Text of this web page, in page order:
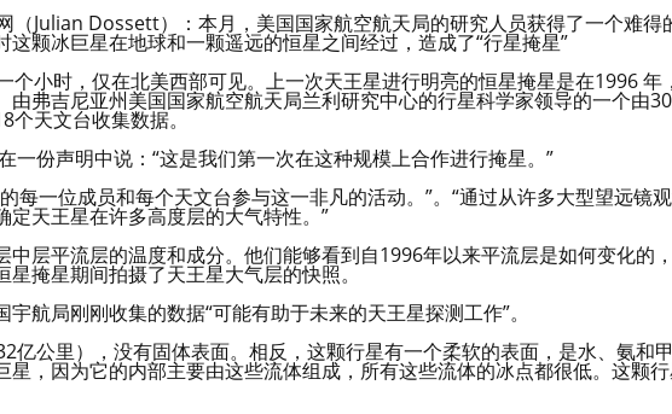
（Julian Dossett）：本月，美国国家航空航天局的研究人员获得了一个难得
颗冰巨星在地球和一颗遥远的恒星之间经过，造成了“行星掩星”
个小时，仅在北美西部可见。上一次天王星进行明亮的恒星掩星是在1996 年
由弗吉尼亚州美国国家航空航天局兰利研究中心的行星科学家领导的一个由
天文台收集数据。
一份声明中说：“这是我们第一次在这种规模上合作进行掩星。”
每一位成员和每个天文台参与这一非凡的活动。”。“通过从许多大型望远镜
天王星在许多高度层的大气特性。”
层平流层的温度和成分。他们能够看到自1996年以来平流层是如何变化的
掩星期间拍摄了天王星大气层的快照。
航局刚刚收集的数据“可能有助于未来的天王星探测工作”。
亿公里），没有固体表面。相反，这颗行星有一个柔软的表面，是水、氨和
星，因为它的内部主要由这些流体组成，所有这些流体的冰点都很低。这颗